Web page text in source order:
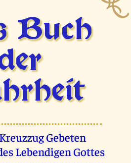
Buch
Gebeten
Lebendigen Gottes